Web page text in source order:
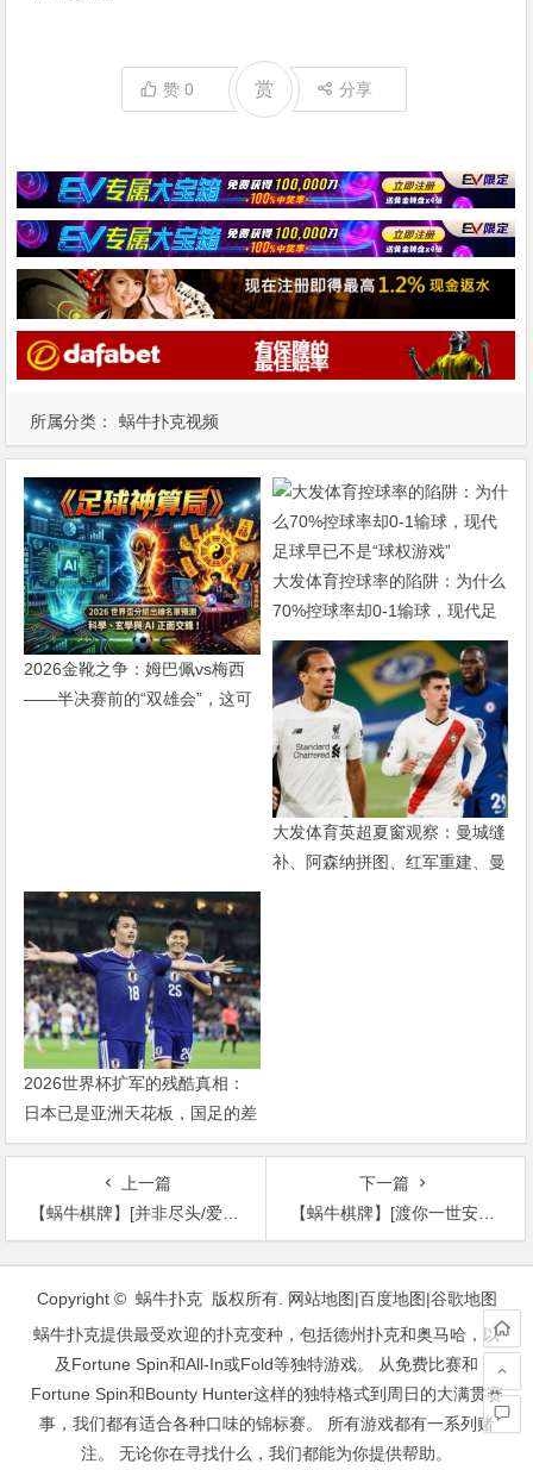
所属分类： 蜗牛扑克视频
赞0 赏 分享
2026金靴之争：姆巴佩vs梅西
——半决赛前的“双雄会”，这可
大发体育控球率的陷阱：为什么
70%控球率却0-1输球，现代足
球早已不是“球权游戏”
大发体育英超夏窗观察：曼城缝
补、阿森纳拼图、红军重建、曼
2026世界杯扩军的残酷真相：
日本已是亚洲天花板，国足的差
距远不止几个名额
上一篇
【蜗牛棋牌】[并非尽头/爱在时光倒转时][HD-MP4/1G][中文字幕][720P][穿越时空拯救爱妻]
下一篇
【蜗牛棋牌】[渡你一世安暖][HD-MP4/1.5G][国语中字][720P][爱奇艺虐恋系列爱情电影]
文
Copyright © 蜗牛扑克 版权所有. 网站地图|百度地图|谷歌地图
蜗牛扑克提供最受欢迎的扑克变种，包括德州扑克和奥马哈，以
及Fortune Spin和All-In或Fold等独特游戏。 从免费比赛和
Fortune Spin和Bounty Hunter这样的独特格式到周日的大满贯赛
事，我们都有适合各种口味的锦标赛。 所有游戏都有一系列赌
注。 无论你在寻找什么，我们都能为你提供帮助。